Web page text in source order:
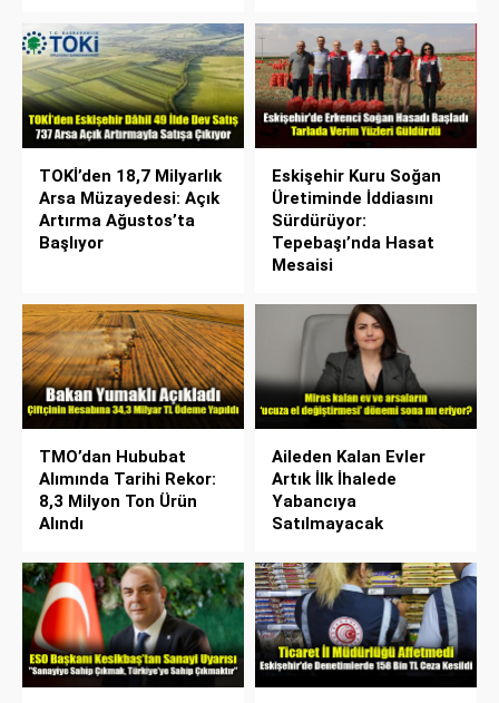
TOKİ’den 18,7 Milyarlık
Arsa Müzayedesi: Açık
Artırma Ağustos’ta
Başlıyor
Eskişehir Kuru Soğan
Üretiminde İddiasını
Sürdürüyor:
Tepebaşı’nda Hasat
Mesaisi
TMO’dan Hububat
Alımında Tarihi Rekor:
8,3 Milyon Ton Ürün
Alındı
Aileden Kalan Evler
Artık İlk İhalede
Yabancıya
Satılmayacak